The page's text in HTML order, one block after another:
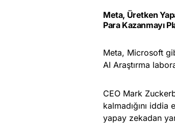
Meta, Üretken
Para Kazanmayı
Meta, Microsoft
AI Araştırma
CEO Mark
kalmadığını
yapay zekadan